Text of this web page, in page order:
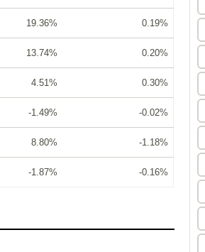
19.36% 0.19%
13.74% 0.20%
4.51% 0.30%
-1.49% -0.02%
8.80% -1.18%
-1.87% -0.16%